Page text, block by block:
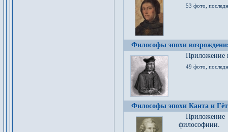
53 фото,
Философы эпохи
Приложение
49 фото,
Философы эпохи Канта и
философиии.